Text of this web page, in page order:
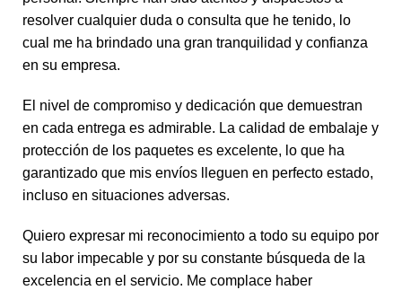
resolver cualquier duda o consulta que he tenido, lo
cual me ha brindado una gran tranquilidad y confianza
en su empresa.
El nivel de compromiso y dedicación que demuestran
en cada entrega es admirable. La calidad de embalaje y
protección de los paquetes es excelente, lo que ha
garantizado que mis envíos lleguen en perfecto estado,
incluso en situaciones adversas.
Quiero expresar mi reconocimiento a todo su equipo por
su labor impecable y por su constante búsqueda de la
excelencia en el servicio. Me complace haber